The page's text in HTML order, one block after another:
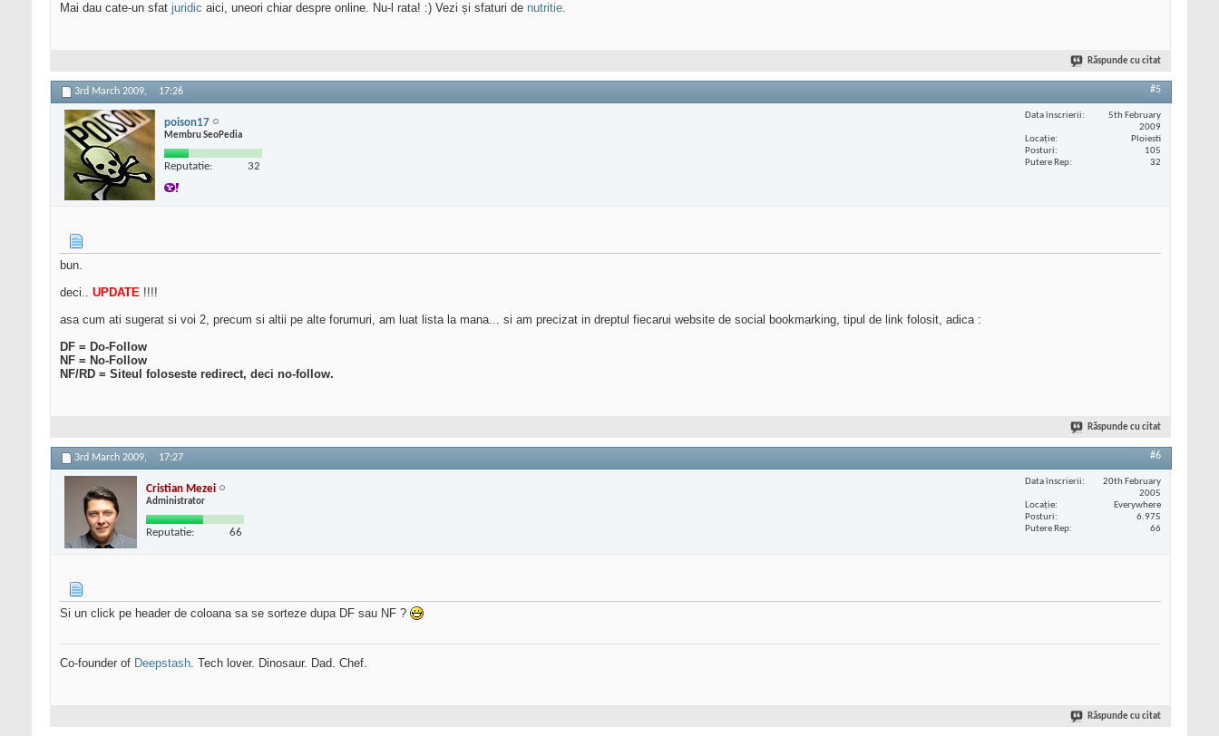
Mai dau cate-un sfat juridic aici, uneori chiar despre online. Nu-l rata! :) Vezi și sfaturi de nutritie.
Răspunde cu citat
3rd March 2009, 17:26 #5
poison17
Membru SeoPedia
Reputatie: 32
Data înscrierii
5th February
2009
Locaţie
Ploiesti
Posturi
105
Putere Rep
32
bun.
deci.. UPDATE !!!!
asa cum ati sugerat si voi 2, precum si altii pe alte forumuri, am luat lista la mana... si am precizat in dreptul fiecarui website de social bookmarking, tipul de link folosit, adica :
DF = Do-Follow
NF = No-Follow
NF/RD = Siteul foloseste redirect, deci no-follow.
Răspunde cu citat
3rd March 2009, 17:27 #6
Cristian Mezei
Administrator
Reputatie: 66
Data înscrierii
20th February
2005
Locaţie
Everywhere
Posturi
6.975
Putere Rep
66
Si un click pe header de coloana sa se sorteze dupa DF sau NF ?
Co-founder of Deepstash. Tech lover. Dinosaur. Dad. Chef.
Răspunde cu citat